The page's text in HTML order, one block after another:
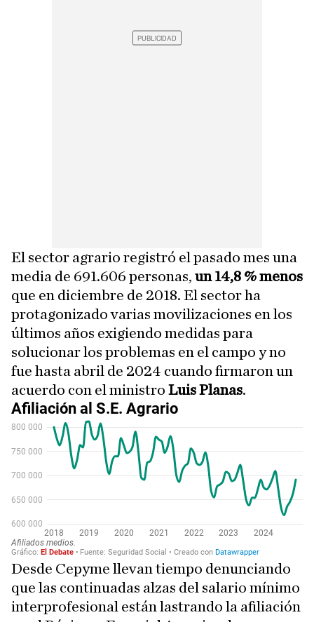
El sector agrario registró el pasado mes una
media de 691.606 personas, un 14,8 % menos
que en diciembre de 2018. El sector ha
protagonizado varias movilizaciones en los
últimos años exigiendo medidas para
solucionar los problemas en el campo y no
fue hasta abril de 2024 cuando firmaron un
acuerdo con el ministro Luis Planas.
Desde Cepyme llevan tiempo denunciando
que las continuadas alzas del salario mínimo
interprofesional están lastrando la afiliación